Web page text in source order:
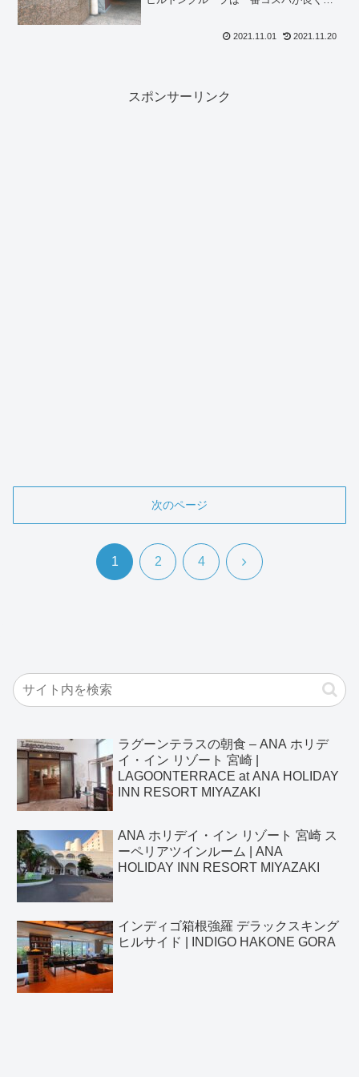
事態も明けてレジャー活動も活性化し
2021.11.01 2021.11.20
スポンサーリンク
次のページ
1 2 4 次
ラグーンテラスの朝食 – ANA ホリデ
イ・イン リゾート 宮崎 |
LAGOONTERRACE at ANA HOLIDAY
INN RESORT MIYAZAKI
ANA ホリデイ・イン リゾート 宮崎 ス
ーペリアツインルーム | ANA
HOLIDAY INN RESORT MIYAZAKI
インディゴ箱根強羅 デラックスキング
ヒルサイド | INDIGO HAKONE GORA